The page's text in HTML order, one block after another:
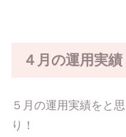
４月の運用実績
５月の運用実績をと
り！